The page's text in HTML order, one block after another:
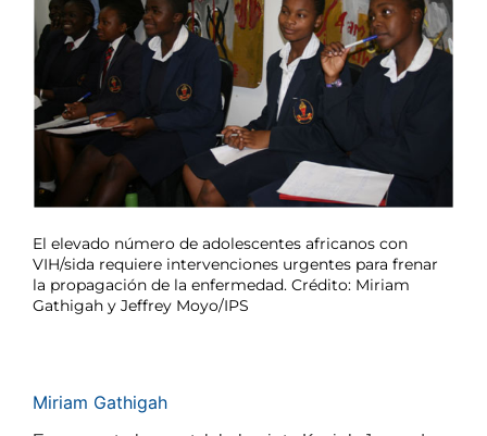
El elevado número de adolescentes africanos con
VIH/sida requiere intervenciones urgentes para frenar
la propagación de la enfermedad. Crédito: Miriam
Gathigah y Jeffrey Moyo/IPS
Miriam Gathigah